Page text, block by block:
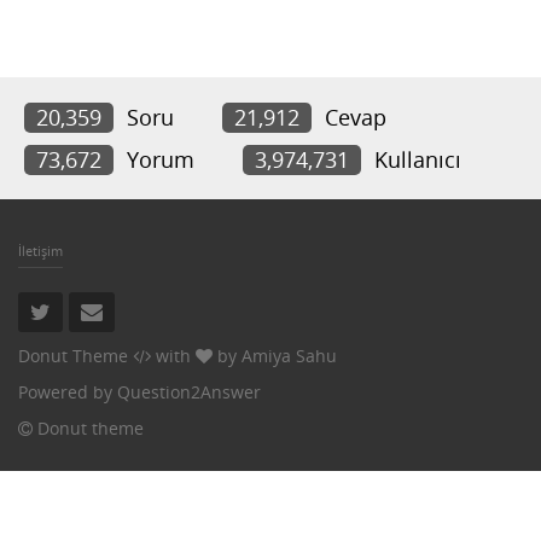
20,359 Soru 21,912
Cevap
73,672
Yorum 3,974,731 Kullanıcı
İletişim
Donut Theme with by Amiya Sahu
Powered by Question2Answer
Donut theme